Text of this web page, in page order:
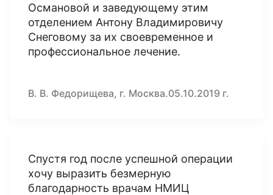
Османовой и заведующему этим
отделением Антону Владимировичу
Снеговому за их своевременное и
профессиональное лечение.
В. В. Федорищева, г. Москва.05.10.2019 г.
Спустя год после успешной операции
хочу выразить безмерную
благодарность врачам НМИЦ